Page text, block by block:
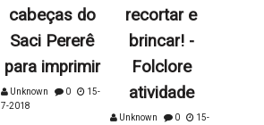
cabeças do
Saci Pererê
para imprimir
Unknown 0
15-
7-2018
recortar e
brincar! -
Folclore
atividade
Unknown 0
15-